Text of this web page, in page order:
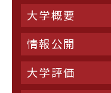
大学概要
情報公開
大学評価